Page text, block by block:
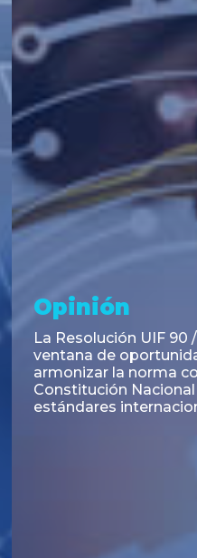
Emisión de
Negociables Clase E
Puerto S.A. por un
de U$S 98.897.303